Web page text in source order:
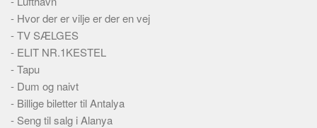
Skatter og afgifter
Statistik
Praktisk
Alle
Meta
- Hvor der er vilje er der en vej
-TV SÆLGES
- ELIT NR.1KESTEL
-Tapu
- Dum og naivt
- Billige biletter til Antalya
- Seng til salg i Alanya